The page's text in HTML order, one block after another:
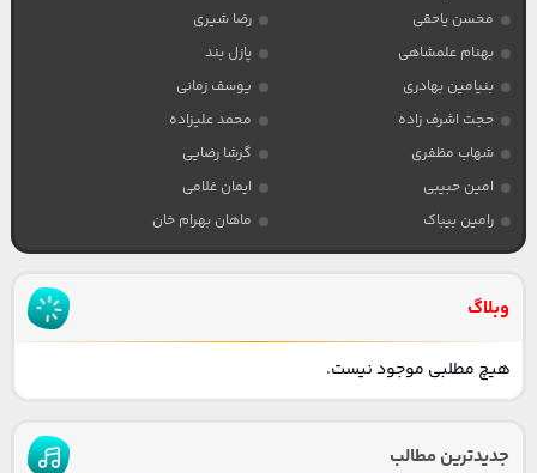
محسن یاحقی
رضا شیری
بهنام علمشاهی
پازل بند
بنیامین بهادری
یوسف زمانی
حجت اشرف زاده
محمد علیزاده
شهاب مظفری
گرشا رضایی
امین حبیبی
ایمان غلامی
رامین بیباک
ماهان بهرام خان
وبلاگ
هیچ مطلبی موجود نیست.
جدیدترین مطالب